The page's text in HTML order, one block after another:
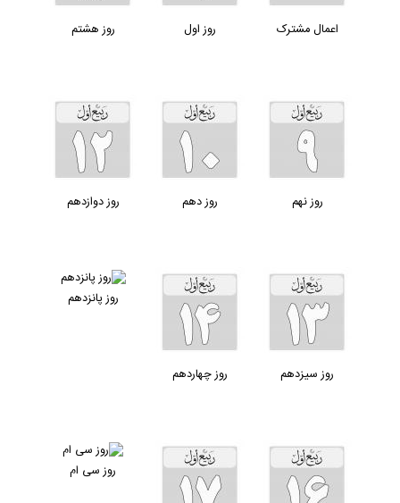
اعمال مشترک روز اول روز هشتم
روز نهم روز دهم روز دوازدهم
روز سیزدهم روز چهاردهم
روز پانزدهم
روز سی ام